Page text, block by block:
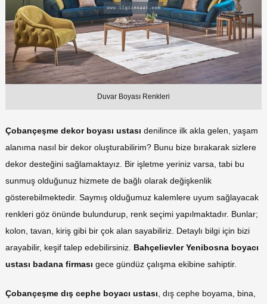
Duvar Boyası Renkleri
Çobançeşme dekor boyası ustası denilince ilk akla gelen, yaşam
alanıma nasıl bir dekor oluşturabilirim? Bunu bize bırakarak sizlere
dekor desteğini sağlamaktayız. Bir işletme yeriniz varsa, tabi bu
sunmuş olduğunuz hizmete de bağlı olarak değişkenlik
gösterebilmektedir. Saymış olduğumuz kalemlere uyum sağlayacak
renkleri göz önünde bulundurup, renk seçimi yapılmaktadır. Bunlar;
kolon, tavan, kiriş gibi bir çok alan sayabiliriz. Detaylı bilgi için bizi
arayabilir, keşif talep edebilirsiniz. Bahçelievler Yenibosna boyacı
ustası badana firması gece gündüz çalışma ekibine sahiptir.
Çobançeşme dış cephe boyacı ustası, dış cephe boyama, bina,